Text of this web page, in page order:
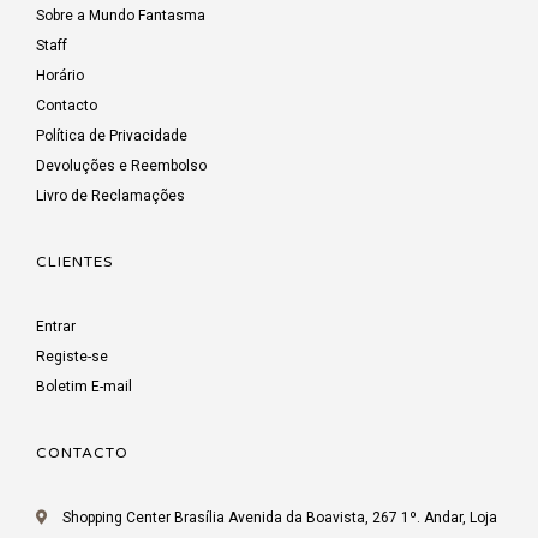
Sobre a Mundo Fantasma
Staff
Horário
Contacto
Política de Privacidade
Devoluções e Reembolso
Livro de Reclamações
CLIENTES
Entrar
Registe-se
Boletim E-mail
CONTACTO
Shopping Center Brasília Avenida da Boavista, 267 1º. Andar, Loja